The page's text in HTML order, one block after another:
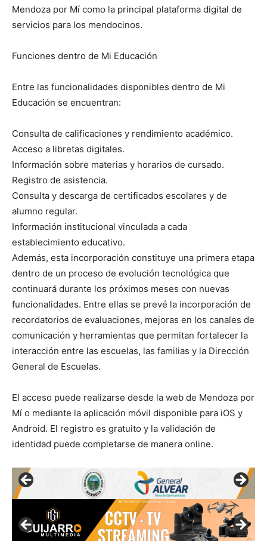
Mendoza por Mí como la principal plataforma digital de
servicios para los mendocinos.
Funciones dentro de Mi Educación
Entre las funcionalidades disponibles dentro de Mi
Educación se encuentran:
Consulta de calificaciones y rendimiento académico.
Acceso a libretas digitales.
Información sobre materias y horarios de cursado.
Registro de asistencia.
Consulta y descarga de certificados escolares y de
alumno regular.
Información institucional vinculada a cada
establecimiento educativo.
Además, esta incorporación constituye una primera etapa
dentro de un proceso de evolución tecnológica que
continuará durante los próximos meses con nuevas
funcionalidades. Entre ellas se prevé la incorporación de
recordatorios de evaluaciones, mejoras en los canales de
comunicación y herramientas que permitan fortalecer la
interacción entre las escuelas, las familias y la Dirección
General de Escuelas.
El acceso puede realizarse desde la web de Mendoza por
Mí o mediante la aplicación móvil disponible para iOS y
Android. El registro es gratuito y la validación de
identidad puede completarse de manera online.